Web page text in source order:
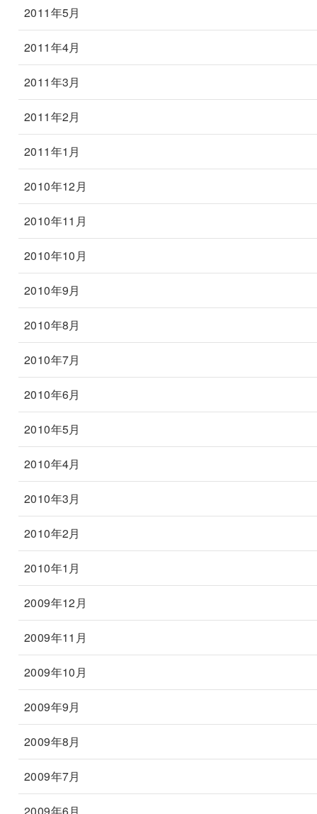
2011年5月
2011年4月
2011年3月
2011年2月
2011年1月
2010年12月
2010年11月
2010年10月
2010年9月
2010年8月
2010年7月
2010年6月
2010年5月
2010年4月
2010年3月
2010年2月
2010年1月
2009年12月
2009年11月
2009年10月
2009年9月
2009年8月
2009年7月